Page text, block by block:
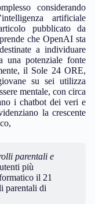
considerando
artificiale
pubblicato da
che OpenAI sta
a individuare
una potenziale fonte
il Sole 24 ORE,
su sei utilizza
mentale, con circa
i chatbot dei veri e
la crescente
parentali e
più
il 21
parentali di